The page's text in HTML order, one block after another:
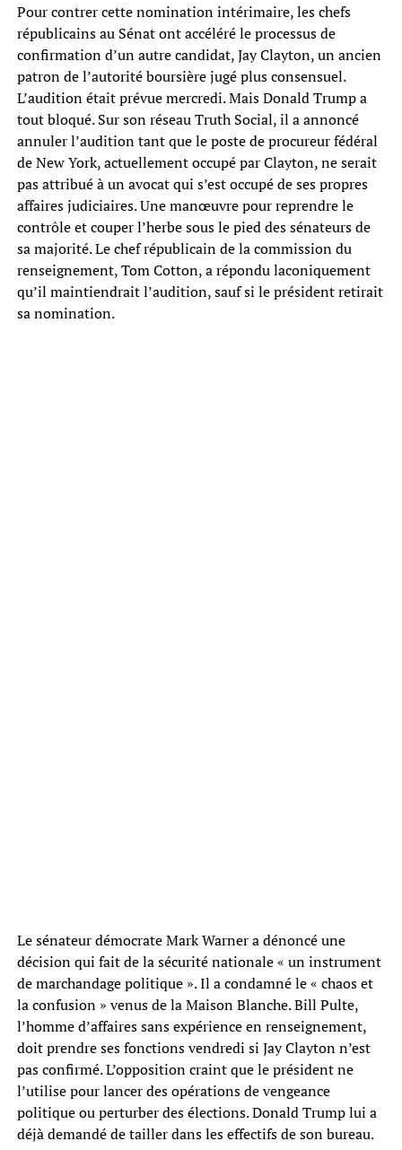
Pour contrer cette nomination intérimaire, les chefs
républicains au Sénat ont accéléré le processus de
confirmation d’un autre candidat, Jay Clayton, un ancien
patron de l’autorité boursière jugé plus consensuel.
L’audition était prévue mercredi. Mais Donald Trump a
tout bloqué. Sur son réseau Truth Social, il a annoncé
annuler l’audition tant que le poste de procureur fédéral
de New York, actuellement occupé par Clayton, ne serait
pas attribué à un avocat qui s’est occupé de ses propres
affaires judiciaires. Une manœuvre pour reprendre le
contrôle et couper l’herbe sous le pied des sénateurs de
sa majorité. Le chef républicain de la commission du
renseignement, Tom Cotton, a répondu laconiquement
qu’il maintiendrait l’audition, sauf si le président retirait
sa nomination.
Le sénateur démocrate Mark Warner a dénoncé une
décision qui fait de la sécurité nationale « un instrument
de marchandage politique ». Il a condamné le « chaos et
la confusion » venus de la Maison Blanche. Bill Pulte,
l’homme d’affaires sans expérience en renseignement,
doit prendre ses fonctions vendredi si Jay Clayton n’est
pas confirmé. L’opposition craint que le président ne
l’utilise pour lancer des opérations de vengeance
politique ou perturber des élections. Donald Trump lui a
déjà demandé de tailler dans les effectifs de son bureau.